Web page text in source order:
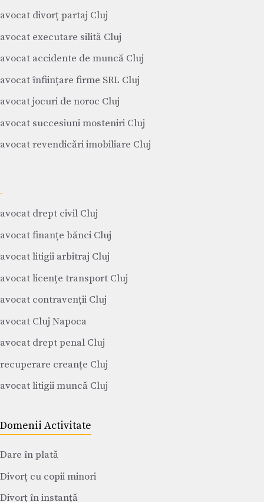
avocat divorț partaj Cluj
avocat executare silită Cluj
avocat accidente de muncă Cluj
avocat înființare firme SRL Cluj
avocat jocuri de noroc Cluj
avocat succesiuni mosteniri Cluj
avocat revendicări imobiliare Cluj
avocat drept civil Cluj
avocat finanțe bănci Cluj
avocat litigii arbitraj Cluj
avocat licențe transport Cluj
avocat contravenții Cluj
avocat Cluj Napoca
avocat drept penal Cluj
recuperare creanțe Cluj
avocat litigii muncă Cluj
Domenii Activitate
Dare în plată
Divorț cu copii minori
Divorț în instanță